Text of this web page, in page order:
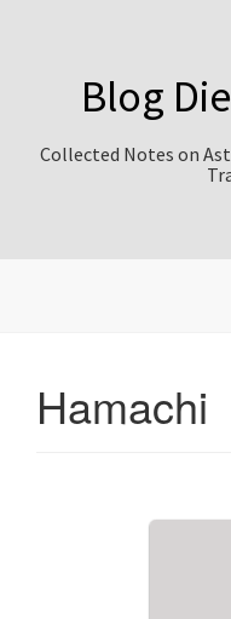
Blog
Collected Notes on
Hamachi